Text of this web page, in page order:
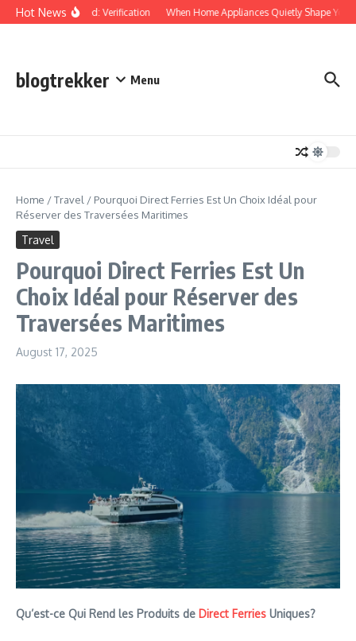
Skip to content
Hot NewsProtected: Verification When Home Appliances Quietly Shape Your
blogtrekker Menu
Home /Travel / Pourquoi Direct Ferries Est Un Choix Idéal pour
Réserver des Traversées Maritimes
Travel
Pourquoi Direct Ferries Est Un
Choix Idéal pour Réserver des
Traversées Maritimes
August 17, 2025
Qu’est-ce Qui Rend les Produits de Direct Ferries Uniques?